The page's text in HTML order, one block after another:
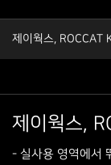
제이웍스, ROCCAT
제이웍스,
- 실사용 영역에서